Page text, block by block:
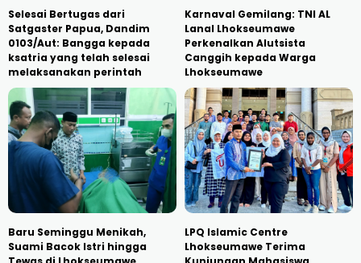
Selesai Bertugas dari
Satgaster Papua, Dandim
0103/Aut: Bangga kepada
ksatria yang telah selesai
melaksanakan perintah
Karnaval Gemilang: TNI AL
Lanal Lhokseumawe
Perkenalkan Alutsista
Canggih kepada Warga
Lhokseumawe
Baru Seminggu Menikah,
Suami Bacok Istri hingga
LPQ Islamic Centre
Lhokseumawe Terima